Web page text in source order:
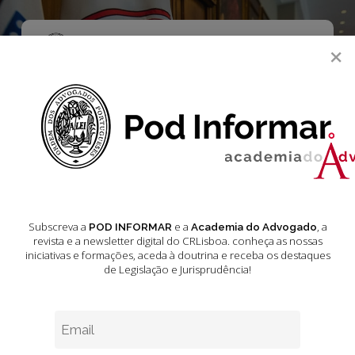
Skip
main
Menu
Acórdãos do
Tribunal da
Junho 2025
×
Subscreva a POD INFORMARe a Academia do Advogado, a
revista e a newsletter digital do CRLisboa. conheça as nossas
iniciativas e formações, aceda à doutrina e receba os destaques
de Legislação e Jurisprudência!